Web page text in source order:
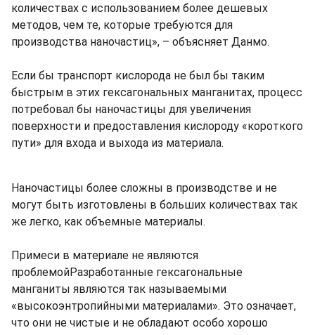
количествах с использованием более дешевых
методов, чем те, которые требуются для
производства наночастиц», – объясняет Данмо.
Если бы транспорт кислорода не был бы таким
быстрым в этих гексагональных манганитах, процесс
потребовал бы наночастицы для увеличения
поверхности и предоставления кислороду «короткого
пути» для входа и выхода из материала.
Наночастицы более сложны в производстве и не
могут быть изготовлены в больших количествах так
же легко, как объемные материалы.
Примеси в материале не являются
проблемойРазработанные гексагональные
манганиты являются так называемыми
«высокоэнтропийными материалами». Это означает,
что они не чистые и не обладают особо хорошо